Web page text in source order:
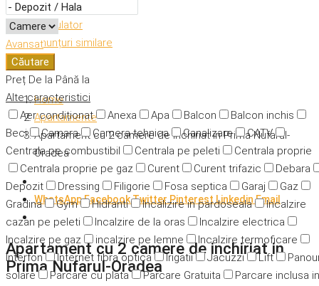
Avansat
Căutare
Preț De la Până la
Alte caracteristici
Aer condiționat
Anexa Apa Balcon
Balcon inchis
Beci
Camara Camera tehnica Canalizare
CATV
Centrala pe combustibil
Centrala pe peleti
Centrala proprie
Centrala proprie pe gaz
Curent Curent trifazic
Debara
Depozit
Dressing Filigorie Fosa septica Garaj
Gaz
Gradina
Gym Hidranti Incalizire in pardoseala
Incalzire
cazan pe peleti
Incalzire de la oras
Incalzire electrica
Incalzire pe gaz
incalzire pe lemne
Incalzire termoficare
Interfon
Internet fibra optica Irigatii Jacuzzi Lift
solare
Parcare cu plata Parcare Gratuita
Parcare inclusa in
Detalii
Calculator
Anunțuri similare
Home
Apartamente
Apartament cu 2 camere de inchiriat in Prima Nufarul-
Oradea
WhatsAppFacebookTwitter Pinterest LinkedinEmail
Apartament cu 2 camere de inchiriat in
Prima Nufarul-Oradea